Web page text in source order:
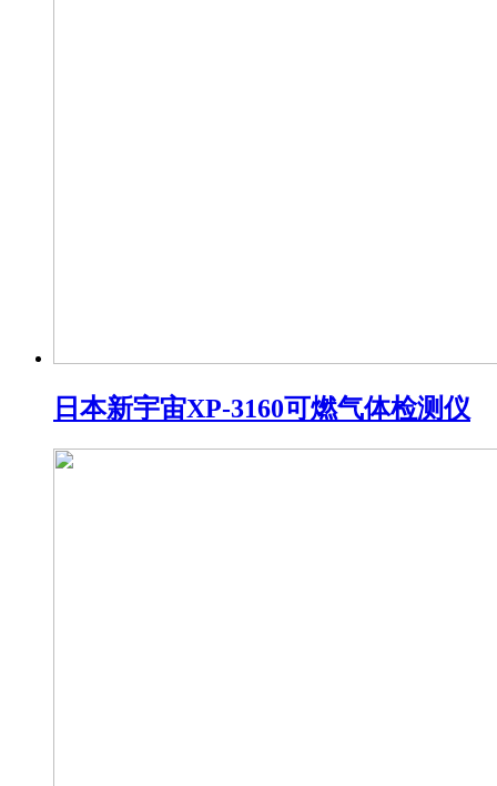
日本新宇宙XP-3160可燃气体检测仪